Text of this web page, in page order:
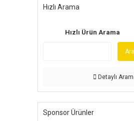
Hızlı Arama
Hızlı Ürün Arama
Ara
Detaylı
Sponsor Ürünler